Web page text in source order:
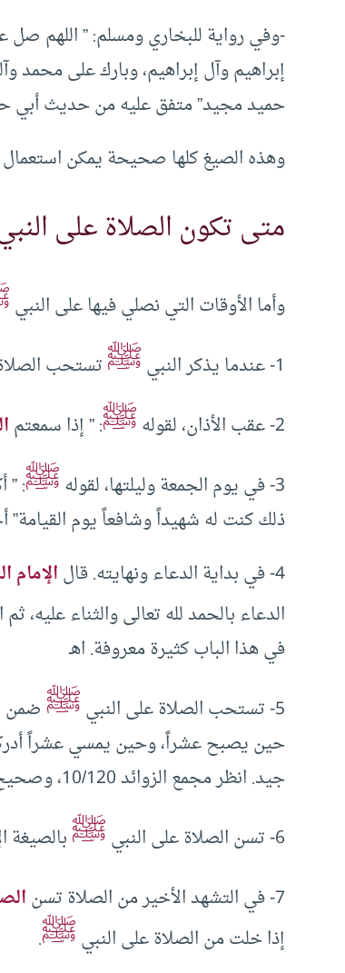
-وفي رواية للبخاري ومسلم: ” اللهم
إبراهيم وآل إبراهيم، وبارك على محمد
حميد مجيد” متفق عليه من حديث أبي
وهذه الصيغ كلها صحيحة يمكن استعمال
متى تكون الصلاة على
وأما الأوقات التي نصلي فيها على النبي
1- عندما يذكر النبي
ﷺتستحب
2- عقب الأذان، لقوله
ﷺ: ” إذا سمعتم
3- في يوم الجمعة وليلتها، لقوله
ﷺ: ”
ذلك كنت له شهيداً وشافعاً يوم القيامة”
4- في بداية الدعاء ونهايته. قال
الإمام
الدعاء بالحمد لله تعالى والثناء عليه،
في هذا الباب كثيرة معروفة. اهـ
5- تستحب الصلاة على النبي
ﷺ ضمن
حين يصبح عشراً، وحين يمسي عشراً
جيد. انظر مجمع الزوائد 10/120، وصحيح الترغيب والترهيب 1/273.
6- تسن الصلاة على النبي
ﷺبالصيغة
7- في التشهد الأخير من الصلاة تسن
إذا خلت من الصلاة على النبيﷺ.